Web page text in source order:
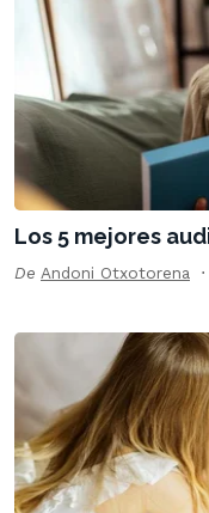
Los 5 mejores
De Andoni Otxotorena